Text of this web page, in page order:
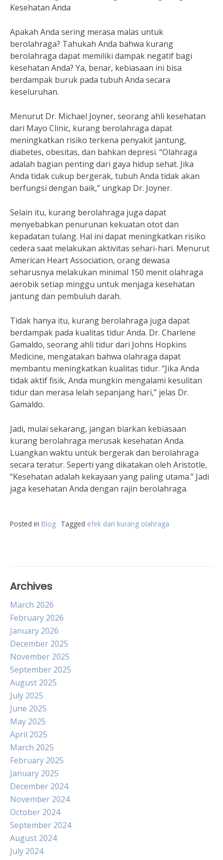
Kesehatan Anda
Apakah Anda sering merasa malas untuk
berolahraga? Tahukah Anda bahwa kurang
berolahraga dapat memiliki dampak negatif bagi
kesehatan Anda? Ya, benar, kebiasaan ini bisa
berdampak buruk pada tubuh Anda secara
keseluruhan.
Menurut Dr. Michael Joyner, seorang ahli kesehatan
dari Mayo Clinic, kurang berolahraga dapat
meningkatkan risiko terkena penyakit jantung,
diabetes, obesitas, dan bahkan depresi. “Olahraga
adalah bagian penting dari gaya hidup sehat. Jika
Anda tidak cukup bergerak, tubuh Anda tidak akan
berfungsi dengan baik,” ungkap Dr. Joyner.
Selain itu, kurang berolahraga juga dapat
menyebabkan penurunan kekuatan otot dan
kepadatan tulang. Hal ini dapat meningkatkan risiko
cedera saat melakukan aktivitas sehari-hari. Menurut
American Heart Association, orang dewasa
seharusnya melakukan minimal 150 menit olahraga
aerobik setiap minggu untuk menjaga kesehatan
jantung dan pembuluh darah.
Tidak hanya itu, kurang berolahraga juga dapat
berdampak pada kualitas tidur Anda. Dr. Charlene
Gamaldo, seorang ahli tidur dari Johns Hopkins
Medicine, mengatakan bahwa olahraga dapat
membantu meningkatkan kualitas tidur. “Jika Anda
tidak aktif fisik, Anda mungkin mengalami kesulitan
tidur dan merasa lelah sepanjang hari,” jelas Dr.
Gamaldo.
Jadi, mulai sekarang, jangan biarkan kebiasaan
kurang berolahraga merusak kesehatan Anda.
Luangkan waktu untuk bergerak dan berolahraga
secara teratur. Seperti yang dikatakan oleh Aristotle,
“Kesehatan adalah kekayaan yang paling utama.” Jadi
jaga kesehatan Anda dengan rajin berolahraga.
Posted in Blog Tagged efek dari kurang olahraga
Archives
March 2026
February 2026
January 2026
December 2025
November 2025
September 2025
August 2025
July 2025
June 2025
May 2025
April 2025
March 2025
February 2025
January 2025
December 2024
November 2024
October 2024
September 2024
August 2024
July 2024